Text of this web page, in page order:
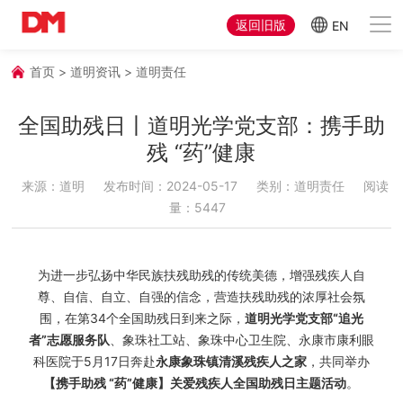
EN
返回旧版
首页 >道明资讯 >道明责任
全国助残日丨道明光学党支部：携手助
残 “药”健康
来源：道明 发布时间：2024-05-17 类别：道明责任
阅读
量：5447
为进一步弘扬中华民族扶残助残的传统美德，增强残疾人自
尊、自信、自立、自强的信念，营造扶残助残的浓厚社会氛
围，在第34个全国助残日到来之际， 道明光学党支部“追光
者”志愿服务队 、象珠社工站、象珠中心卫生院、永康市康利眼
科医院于5月17日奔赴永康象珠镇清溪残疾人之家，共同举办
【携手助残 “药”健康】关爱残疾人全国助残日主题活动。